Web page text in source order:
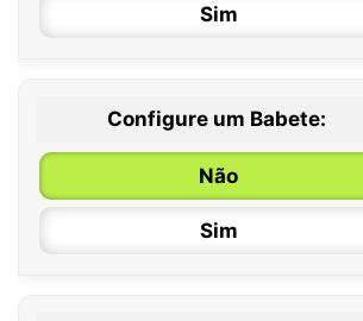
12 / 18 meses
Sim
Configure um Babete:
Não
Sim